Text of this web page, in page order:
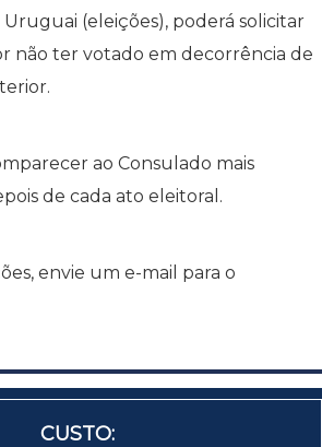
(eleições), poderá solicitar
não ter votado em decorrência de
ao Consulado mais
de cada ato eleitoral.
envie um e-mail para o
CUSTO: